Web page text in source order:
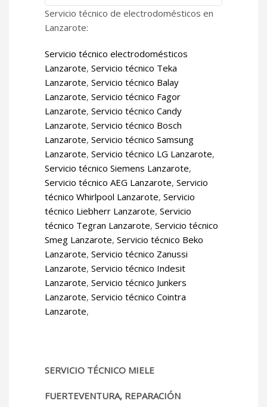
Servicio técnico de electrodomésticos en
Lanzarote:
Servicio técnico electrodomésticos
Lanzarote, Servicio técnico Teka
Lanzarote, Servicio técnico Balay
Lanzarote, Servicio técnico Fagor
Lanzarote, Servicio técnico Candy
Lanzarote, Servicio técnico Bosch
Lanzarote, Servicio técnico Samsung
Lanzarote, Servicio técnico LG Lanzarote,
Servicio técnico Siemens Lanzarote,
Servicio técnico AEG Lanzarote, Servicio
técnico Whirlpool Lanzarote, Servicio
técnico Liebherr Lanzarote, Servicio
técnico Tegran Lanzarote, Servicio técnico
Smeg Lanzarote, Servicio técnico Beko
Lanzarote, Servicio técnico Zanussi
Lanzarote, Servicio técnico Indesit
Lanzarote, Servicio técnico Junkers
Lanzarote, Servicio técnico Cointra
Lanzarote,
SERVICIO TÉCNICO MIELE
FUERTEVENTURA, REPARACIÓN